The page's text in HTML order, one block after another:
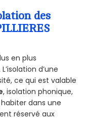
des
en plus
. L’isolation d’une
ce qui est valable
, isolation phonique,
dans une
réservé aux